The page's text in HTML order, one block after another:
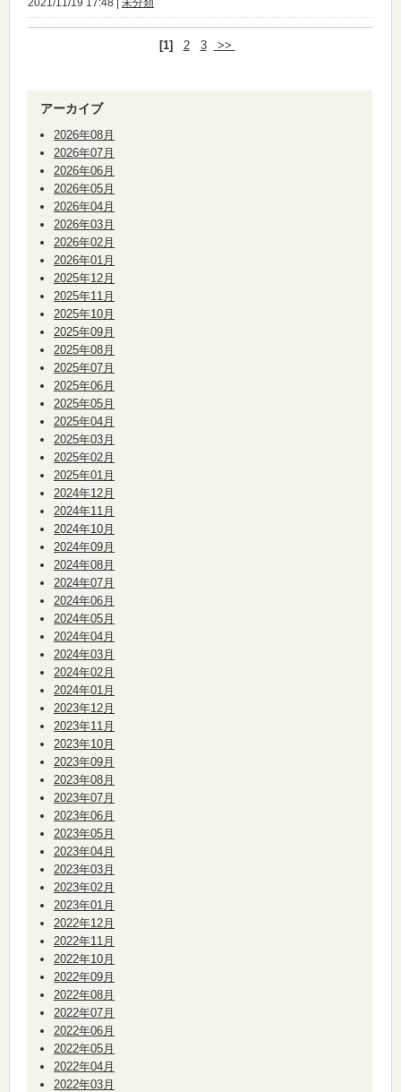
2021/11/19 17:48 | 未分類
[1] 2 3 >>
アーカイブ
2026年08月
2026年07月
2026年06月
2026年05月
2026年04月
2026年03月
2026年02月
2026年01月
2025年12月
2025年11月
2025年10月
2025年09月
2025年08月
2025年07月
2025年06月
2025年05月
2025年04月
2025年03月
2025年02月
2025年01月
2024年12月
2024年11月
2024年10月
2024年09月
2024年08月
2024年07月
2024年06月
2024年05月
2024年04月
2024年03月
2024年02月
2024年01月
2023年12月
2023年11月
2023年10月
2023年09月
2023年08月
2023年07月
2023年06月
2023年05月
2023年04月
2023年03月
2023年02月
2023年01月
2022年12月
2022年11月
2022年10月
2022年09月
2022年08月
2022年07月
2022年06月
2022年05月
2022年04月
2022年03月